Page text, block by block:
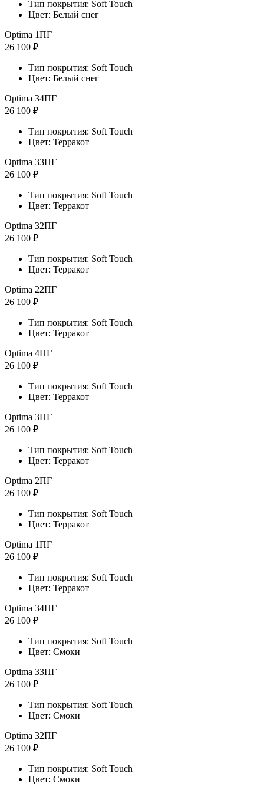
Тип покрытия: Soft Touch
Цвет: Белый снег
Optima 1ПГ
26 100 ₽
Тип покрытия: Soft Touch
Цвет: Белый снег
Optima 34ПГ
26 100 ₽
Тип покрытия: Soft Touch
Цвет: Терракот
Optima 33ПГ
26 100 ₽
Тип покрытия: Soft Touch
Цвет: Терракот
Optima 32ПГ
26 100 ₽
Тип покрытия: Soft Touch
Цвет: Терракот
Optima 22ПГ
26 100 ₽
Тип покрытия: Soft Touch
Цвет: Терракот
Optima 4ПГ
26 100 ₽
Тип покрытия: Soft Touch
Цвет: Терракот
Optima 3ПГ
26 100 ₽
Тип покрытия: Soft Touch
Цвет: Терракот
Optima 2ПГ
26 100 ₽
Тип покрытия: Soft Touch
Цвет: Терракот
Optima 1ПГ
26 100 ₽
Тип покрытия: Soft Touch
Цвет: Терракот
Optima 34ПГ
26 100 ₽
Тип покрытия: Soft Touch
Цвет: Смоки
Optima 33ПГ
26 100 ₽
Тип покрытия: Soft Touch
Цвет: Смоки
Optima 32ПГ
26 100 ₽
Тип покрытия: Soft Touch
Цвет: Смоки